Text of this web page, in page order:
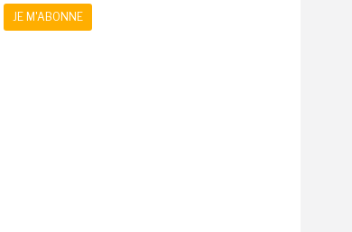
JE M'ABONNE